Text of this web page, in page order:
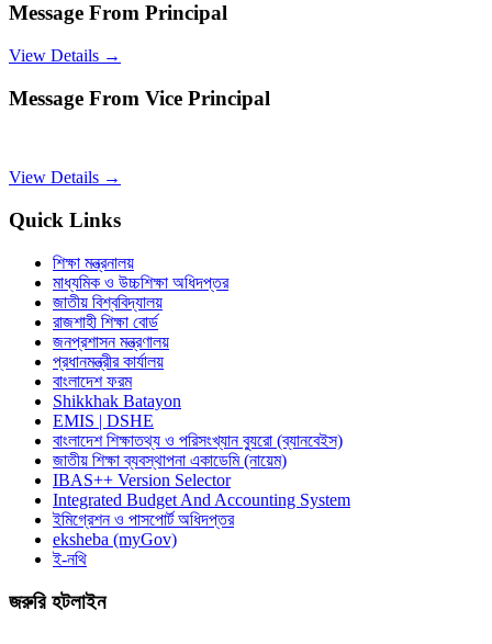
Message From Principal
View Details →
Message From Vice Principal
View Details →
Quick Links
শিক্ষা মন্ত্রনালয়
মাধ্যমিক ও উচ্চশিক্ষা অধিদপ্তর
জাতীয় বিশ্ববিদ্যালয়
রাজশাহী শিক্ষা বোর্ড
জনপ্রশাসন মন্ত্রণালয়
প্রধানমন্ত্রীর কার্যালয়
বাংলাদেশ ফরম
Shikkhak Batayon
EMIS | DSHE
বাংলাদেশ শিক্ষাতথ্য ও পরিসংখ্যান ব্যুরো (ব্যানবেইস)
জাতীয় শিক্ষা ব্যবস্থাপনা একাডেমি (নায়েম)
IBAS++ Version Selector
Integrated Budget And Accounting System
ইমিগ্রেশন ও পাসপোর্ট অধিদপ্তর
eksheba (myGov)
ই-নথি
জরুরি হটলাইন